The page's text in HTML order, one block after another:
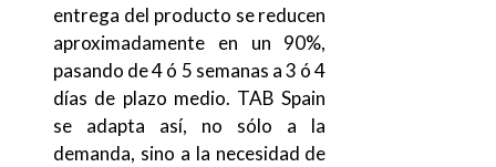
entrega del producto se reducen
aproximadamente en un 90%,
pasando de 4 ó 5 semanas a 3 ó 4
días de plazo medio. TAB Spain
se adapta así, no sólo a la
demanda, sino a la necesidad de